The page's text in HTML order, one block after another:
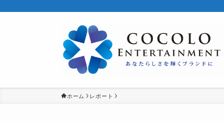
ホーム レポート